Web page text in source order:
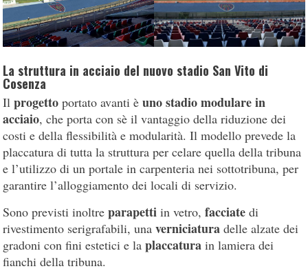
La struttura in acciaio del nuovo stadio San Vito di
Cosenza
Ilprogettoportato avanti èuno stadio modulare in
acciaio, che porta con sè il vantaggio della riduzione dei
costi e della flessibilità e modularità. Il modello prevede la
placcatura di tutta la struttura per celare quella della tribuna
e l’utilizzo di un portale in carpenteria nei sottotribuna, per
garantire l’alloggiamento dei locali di servizio.
Sono previsti inoltreparapettiin vetro,facciatedi
rivestimento serigrafabili, unaverniciaturadelle alzate dei
gradoni con fini estetici e laplaccaturain lamiera dei
fianchi della tribuna.